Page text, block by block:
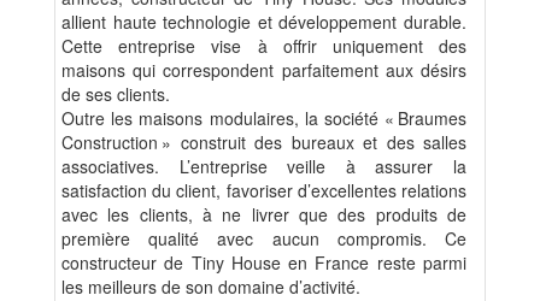
allient haute technologie et développement durable.
Cette entreprise vise à offrir uniquement des
maisons qui correspondent parfaitement aux désirs
de ses clients.
Outre les maisons modulaires, la société « Braumes
Construction » construit des bureaux et des salles
associatives. L’entreprise veille à assurer la
satisfaction du client, favoriser d’excellentes relations
avec les clients, à ne livrer que des produits de
première qualité avec aucun compromis. Ce
constructeur de Tiny House en France reste parmi
les meilleurs de son domaine d’activité.